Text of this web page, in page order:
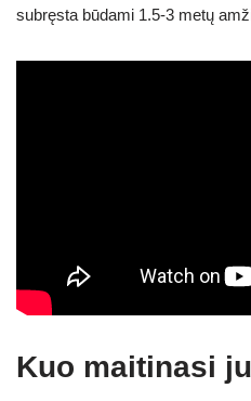
subręsta būdami 1.5-3 metų
Kuo maitinasi